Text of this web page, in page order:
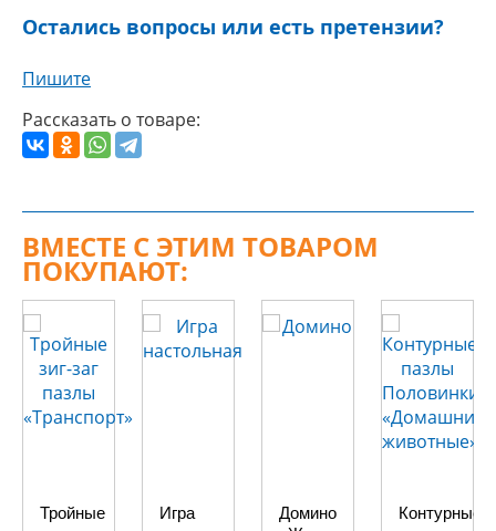
Остались вопросы или есть претензии?
Пишите
Рассказать о товаре:
ВМЕСТЕ С ЭТИМ ТОВАРОМ
ПОКУПАЮТ:
Тройные
Игра
Домино
Контурные